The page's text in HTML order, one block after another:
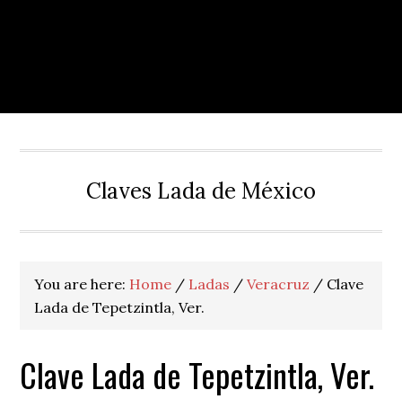
Claves Lada de México
You are here: Home / Ladas / Veracruz / Clave
Lada de Tepetzintla, Ver.
Clave Lada de Tepetzintla, Ver.